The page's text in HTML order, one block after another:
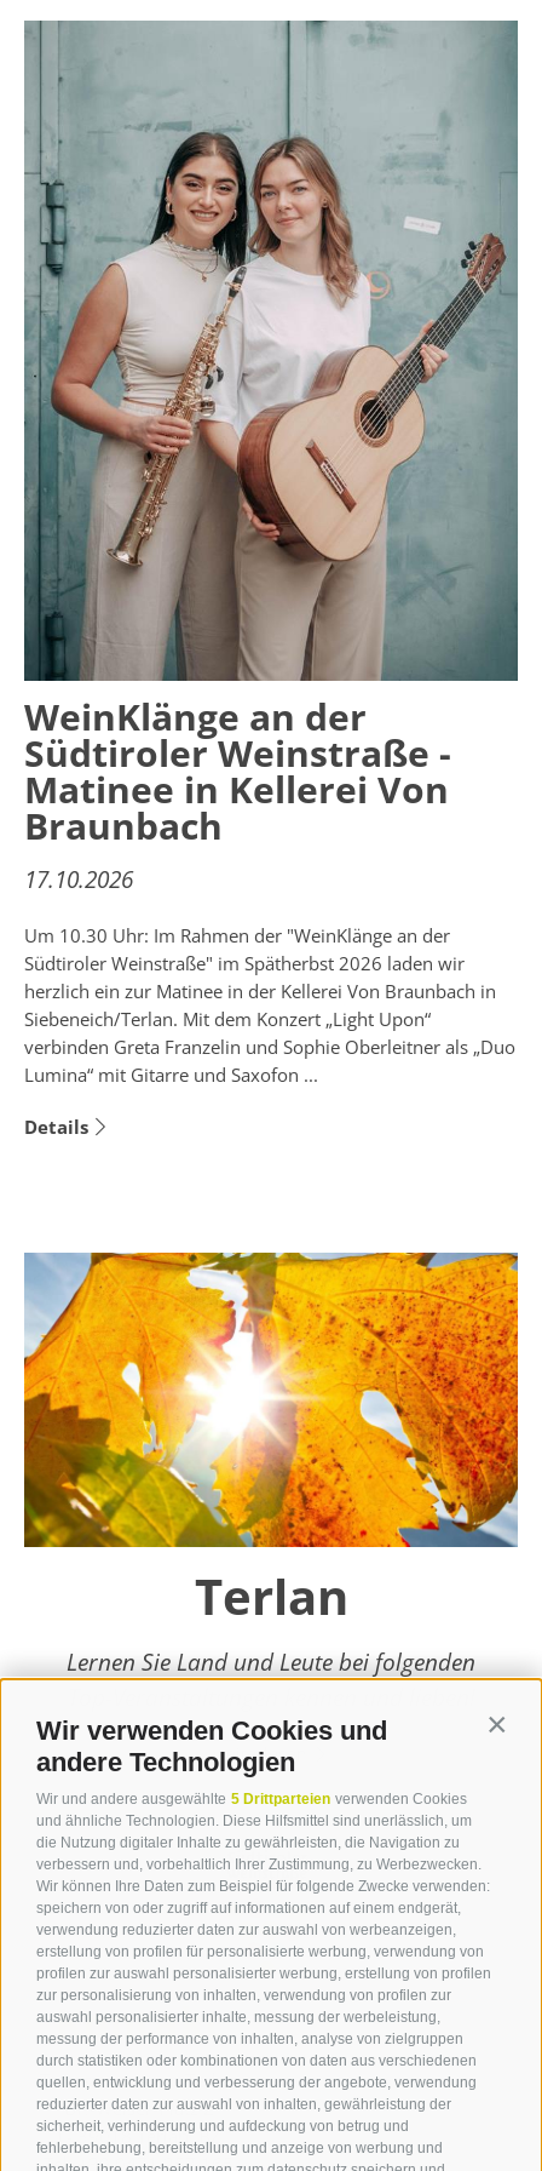
Wir verwenden Cookies und
andere Technologien
Wir und andere ausgewählte 5 Drittparteien verwenden Cookies
und ähnliche Technologien. Diese Hilfsmittel sind unerlässlich, um
die Nutzung digitaler Inhalte zu gewährleisten, die Navigation zu
verbessern und, vorbehaltlich Ihrer Zustimmung, zu Werbezwecken.
Wir können Ihre Daten zum Beispiel für folgende Zwecke verwenden:
speichern von oder zugriff auf informationen auf einem endgerät,
verwendung reduzierter daten zur auswahl von werbeanzeigen,
erstellung von profilen für personalisierte werbung, verwendung von
profilen zur auswahl personalisierter werbung, erstellung von profilen
zur personalisierung von inhalten, verwendung von profilen zur
auswahl personalisierter inhalte, messung der werbeleistung,
messung der performance von inhalten, analyse von zielgruppen
durch statistiken oder kombinationen von daten aus verschiedenen
quellen, entwicklung und verbesserung der angebote, verwendung
reduzierter daten zur auswahl von inhalten, gewährleistung der
sicherheit, verhinderung und aufdeckung von betrug und
fehlerbehebung, bereitstellung und anzeige von werbung und
WeinKlänge an der
Südtiroler Weinstraße -
Matinee in Kellerei Von
Braunbach
17.10.2026
Um 10.30 Uhr: Im Rahmen der "WeinKlänge an der
Südtiroler Weinstraße" im Spätherbst 2026 laden wir
herzlich ein zur Matinee in der Kellerei Von Braunbach in
Siebeneich/Terlan. Mit dem Konzert „Light Upon“
verbinden Greta Franzelin und Sophie Oberleitner als „Duo
Lumina“ mit Gitarre und Saxofon ...
Details
Terlan
Lernen Sie Land und Leute bei folgenden
weiterlesen
Kontakt
Tourismusverein Terlan
Dr.-Weiser-Platz 2
I - 39018 Terlan BZ
Tel. +39 0471 257 165